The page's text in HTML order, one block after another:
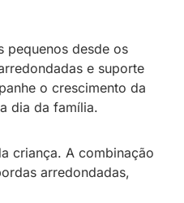
pequenos desde os
e suporte
o crescimento da
dia da família.
criança. A combinação
arredondadas,